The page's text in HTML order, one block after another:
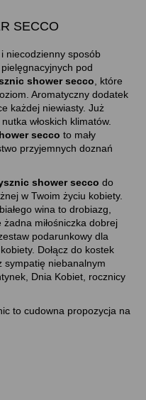
SECCO
niecodzienny sposób
pod
shower secco , które
Aromatyczny dodatek
każdej niewiasty. Już
włoskich klimatów.
secco to mały
przyjemnych doznań
shower secco do
w Twoim życiu kobiety.
wina to drobiazg,
miłośniczka dobrej
podarunkowy dla
Dołącz do kostek
sympatię niebanalnym
Dnia Kobiet, rocznicy
to cudowna propozycja na